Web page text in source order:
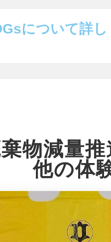
について詳し
物減量
他の体
八女
滋賀県